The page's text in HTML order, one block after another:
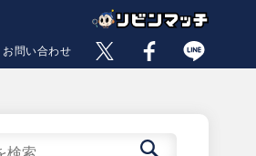
お問い合わせ